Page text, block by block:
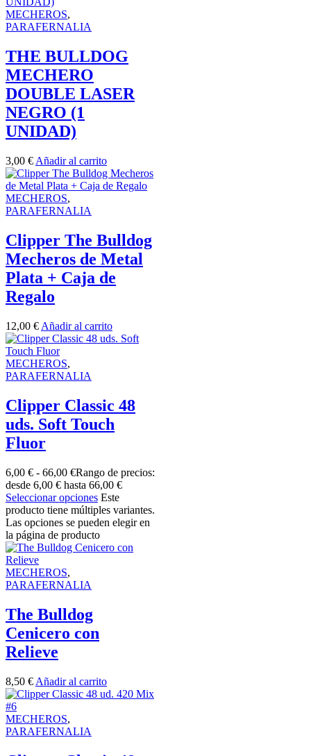
MECHEROS,
PARAFERNALIA
THE BULLDOG
MECHERO
DOUBLE LASER
NEGRO (1
UNIDAD)
3,00 € Añadir al carrito
MECHEROS,
PARAFERNALIA
Clipper The Bulldog
Mecheros de Metal
Plata + Caja de
Regalo
12,00 € Añadir al carrito
MECHEROS,
PARAFERNALIA
Clipper Classic 48
uds. Soft Touch
Fluor
6,00 € - 66,00 €Rango de precios:
desde 6,00 € hasta 66,00 €
Seleccionar opciones Este
producto tiene múltiples variantes.
Las opciones se pueden elegir en
la página de producto
MECHEROS,
PARAFERNALIA
The Bulldog
Cenicero con
Relieve
8,50 € Añadir al carrito
MECHEROS,
PARAFERNALIA